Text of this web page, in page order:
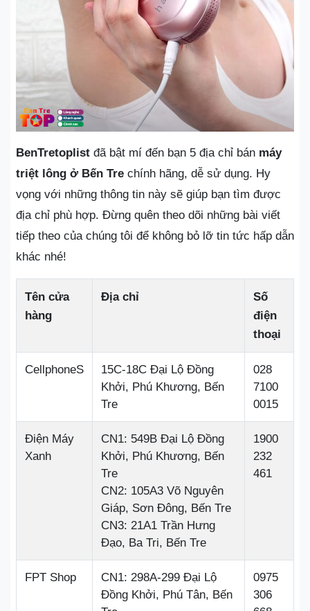
BenTretoplist đã bật mí đến bạn 5 địa chỉ bán máy
triệt lông ở Bến Tre chính hãng, dễ sử dụng. Hy
vọng với những thông tin này sẽ giúp bạn tìm được
địa chỉ phù hợp. Đừng quên theo dõi những bài viết
tiếp theo của chúng tôi để không bỏ lỡ tin tức hấp dẫn
khác nhé!
Tên cửa
hàng
Địa chỉ
Số
điện
thoại
CellphoneS
15C-18C Đại Lộ Đồng
Khởi, Phú Khương, Bến
Tre
028
7100
0015
Điện Máy
Xanh
CN1: 549B Đại Lộ Đồng
Khởi, Phú Khương, Bến
Tre
CN2: 105A3 Võ Nguyên
Giáp, Sơn Đông, Bến Tre
CN3: 21A1 Trần Hưng
Đạo, Ba Tri, Bến Tre
1900
232
461
FPT Shop
CN1: 298A-299 Đại Lộ
Đồng Khởi, Phú Tân, Bến
0975
306